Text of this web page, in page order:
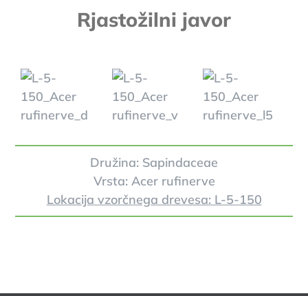
Rjastožilni javor
Družina: Sapindaceae
Vrsta: Acer rufinerve
Lokacija vzorčnega drevesa: L-5-150